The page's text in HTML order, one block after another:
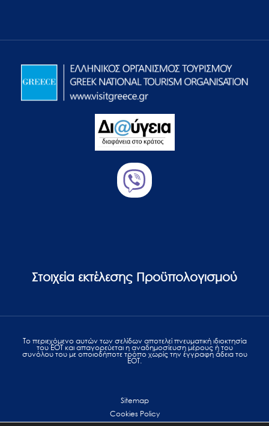
Στοιχεία εκτέλεσης Προϋπολογισμού
Το περιεχόμενο αυτών των σελίδων αποτελεί πvευματική ιδιοκτησία
του ΕΟΤ και απαγορεύεται η αναδημοσίευση μέρους ή του
συνόλου του με οποιοδήποτε τρόπο χωρίς την έγγραφη άδεια του
ΕΟΤ.
Sitemap
Cookies Policy